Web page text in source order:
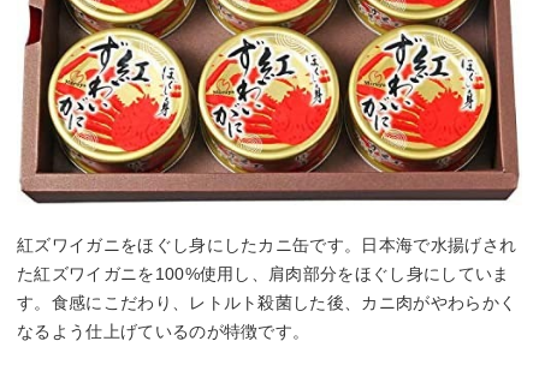
紅ズワイガニをほぐし身にしたカニ缶です。日本海で水揚げされ
た紅ズワイガニを100%使用し、肩肉部分をほぐし身にしていま
す。食感にこだわり、レトルト殺菌した後、カニ肉がやわらかく
なるよう仕上げているのが特徴です。